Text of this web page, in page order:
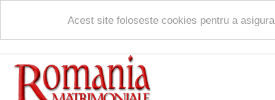
Acest site foloseste cookies pentru a